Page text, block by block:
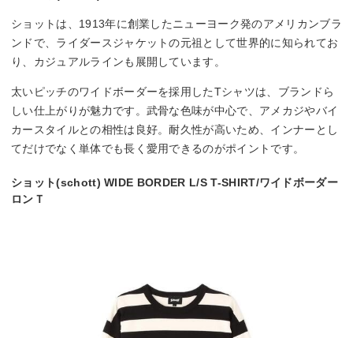
ショットは、1913年に創業したニューヨーク発のアメリカンブラ
ンドで、ライダースジャケットの元祖として世界的に知られてお
り、カジュアルラインも展開しています。
太いピッチのワイドボーダーを採用したTシャツは、ブランドら
しい仕上がりが魅力です。武骨な色味が中心で、アメカジやバイ
カースタイルとの相性は良好。耐久性が高いため、インナーとし
てだけでなく単体でも長く愛用できるのがポイントです。
ショット(schott) WIDE BORDER L/S T-SHIRT/ワイドボーダー
ロンＴ